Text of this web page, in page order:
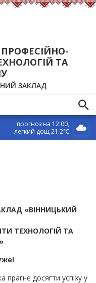
ТА
ЗАКЛАД
прогноз на 12:00
легкий дощ 21.2℃
«ВІННИЦЬКИЙ
ТЕХНОЛОГІЙ ТА
досягти успіху у